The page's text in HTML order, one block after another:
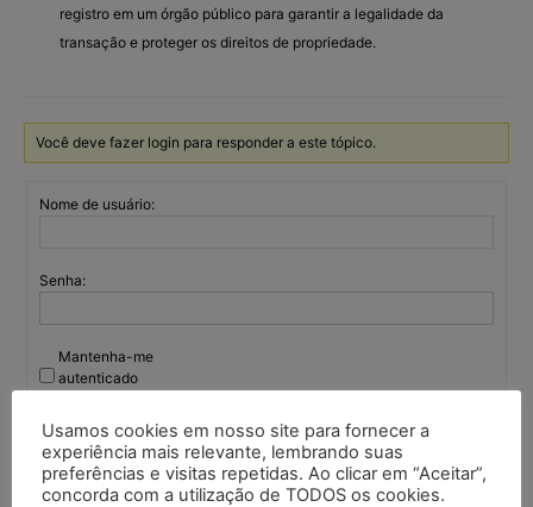
registro em um órgão público para garantir a legalidade da
transação e proteger os direitos de propriedade.
Você deve fazer login para responder a este tópico.
Nome de usuário:
Senha:
Mantenha-me
autenticado
Entrar
Usamos cookies em nosso site para fornecer a
experiência mais relevante, lembrando suas
preferências e visitas repetidas. Ao clicar em “Aceitar”,
concorda com a utilização de TODOS os cookies.